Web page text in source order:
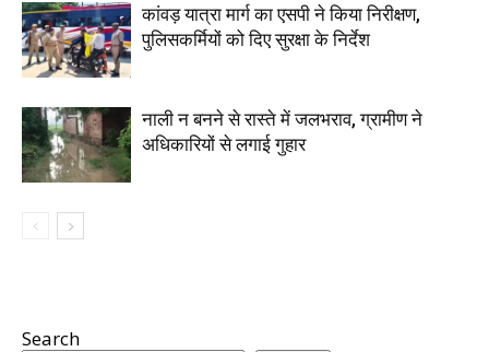
कांवड़ यात्रा मार्ग का एसपी ने किया निरीक्षण,
पुलिसकर्मियों को दिए सुरक्षा के निर्देश
नाली न बनने से रास्ते में जलभराव, ग्रामीण ने
अधिकारियों से लगाई गुहार
Search